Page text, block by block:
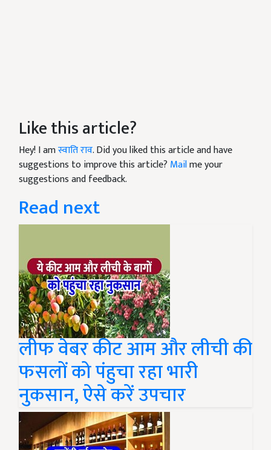
Like this article?
Hey! I amस्वाति राव. Did you liked this article and have
suggestions to improve this article? Mailme your
suggestions and feedback.
Read next
लीफ वेबर कीट आम और लीची की
फसलों को पंहुचा रहा भारी
नुकसान, ऐसे करें उपचार